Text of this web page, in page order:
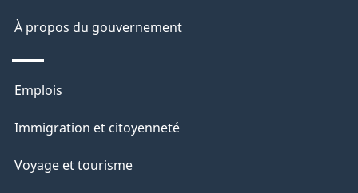
À propos du gouvernement
Thèmes
sujets
Emplois
Immigration et citoyenneté
Voyage et tourisme